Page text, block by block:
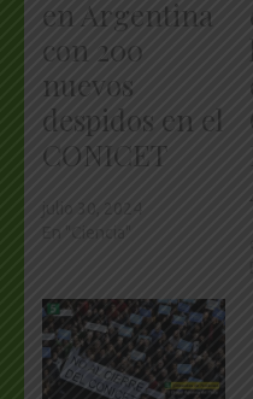
en Argentina
con 200
nuevos
despidos en el
CONICET